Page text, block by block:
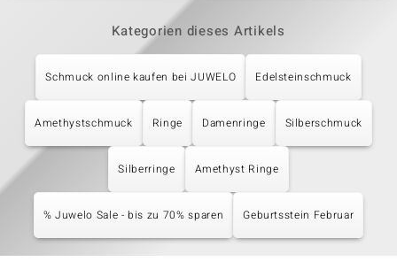
Kategorien dieses Artikels
Schmuck online kaufen bei JUWELO Edelsteinschmuck
Amethystschmuck Ringe Damenringe Silberschmuck
Silberringe Amethyst Ringe
% Juwelo Sale - bis zu 70% sparen Geburtsstein Februar